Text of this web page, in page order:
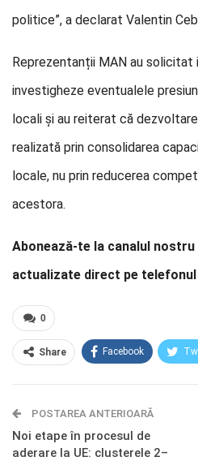
politice”, a declarat Valentin
Reprezentanții MAN au
investigheze eventualele
locali și au reiterat că
realizată prin consolidarea
locale, nu prin reducerea
acestora.
Abonează-te la canalul nostru
actualizate direct pe
0
Share Facebook
Telegram OK.ru
POSTAREA ANTERIOARĂ
Noi etape în procesul de
aderare la UE: clusterele 2–